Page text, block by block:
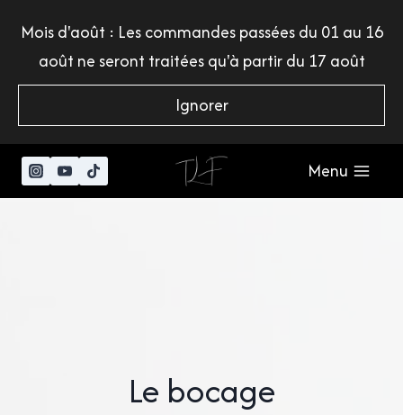
contenu
Mois d'août : Les commandes passées du 01 au 16
août ne seront traitées qu'à partir du 17 août
Ignorer
Menu
Le bocage